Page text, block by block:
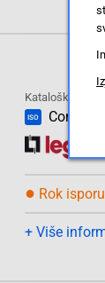
Kataloški br:
ISO Conrad
● Rok
+ Više